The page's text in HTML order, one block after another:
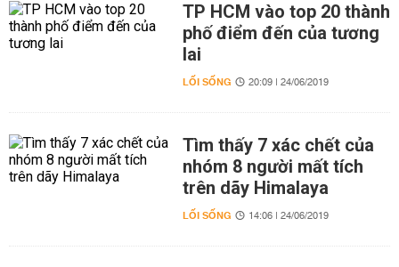
TP HCM vào top 20 thành
phố điểm đến của tương
lai
LỐI SỐNG 20:09 | 24/06/2019
Tìm thấy 7 xác chết của
nhóm 8 người mất tích
trên dãy Himalaya
LỐI SỐNG 14:06 | 24/06/2019